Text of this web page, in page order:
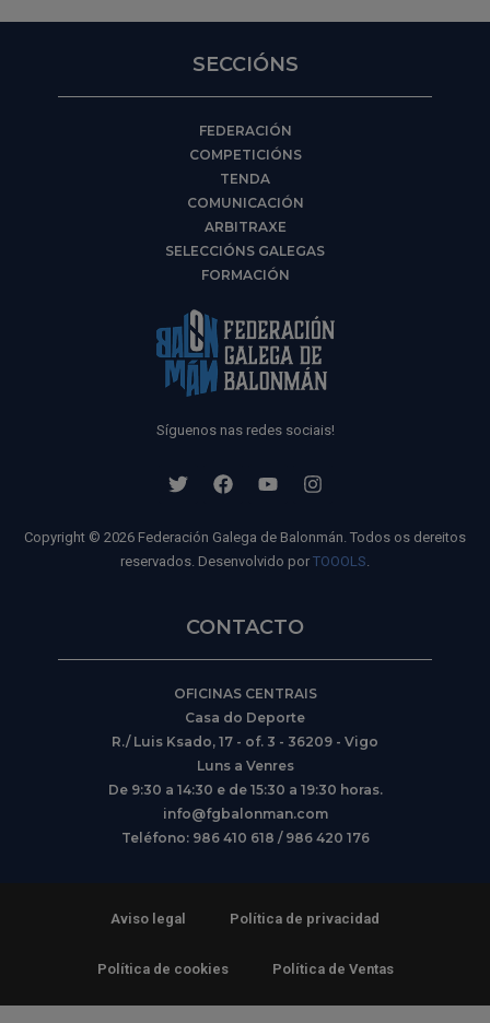
SECCIÓNS
FEDERACIÓN
COMPETICIÓNS
TENDA
COMUNICACIÓN
ARBITRAXE
SELECCIÓNS GALEGAS
FORMACIÓN
Síguenos nas redes sociais!
Copyright © 2026 Federación Galega de Balonmán. Todos os dereitos
reservados. Desenvolvido por TOOOLS
CONTACTO
OFICINAS CENTRAIS
Casa do Deporte
R./ Luis Ksado, 17 - of. 3 - 36209 - Vigo
Luns a Venres
De 9:30 a 14:30 e de 15:30 a 19:30 horas.
info@fgbalonman.com
Teléfono: 986 410 618 / 986 420 176
Aviso legal Política de privacidad
Política de cookies Política de Ventas